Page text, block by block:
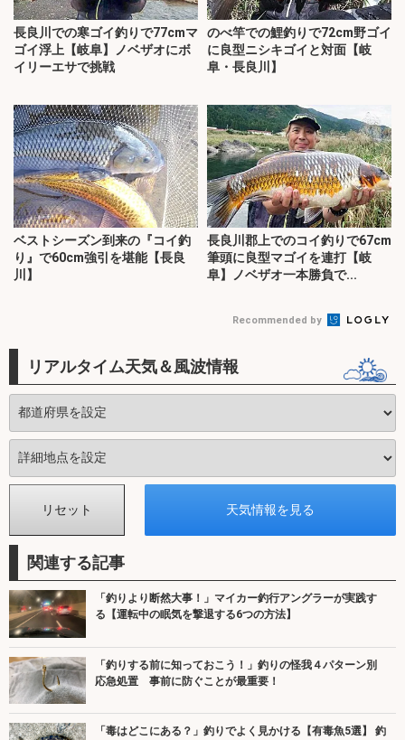
長良川での寒ゴイ釣りで77cmマ
ゴイ浮上【岐阜】ノベザオにボ
イリーエサで挑戦
のべ竿での鯉釣りで72cm野ゴイ
に良型ニシキゴイと対面【岐
阜・長良川】
ベストシーズン到来の『コイ釣
り』で60cm強引を堪能【長良
川】
長良川郡上でのコイ釣りで67cm
筆頭に良型マゴイを連打【岐
阜】ノベザオ一本勝負で...
Recommended by
リアルタイム天気＆風波情報
関連する記事
「釣りより断然大事！」マイカー釣行アングラーが実践す
る【運転中の眠気を撃退する6つの方法】
「釣りする前に知っておこう！」釣りの怪我４パターン別
応急処置 事前に防ぐことが最重要！
「毒はどこにある？」釣りでよく見かける【有毒魚5選】 釣